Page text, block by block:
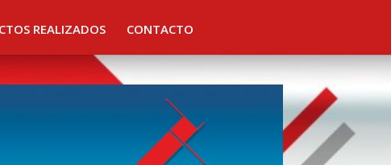
REALIZADOS CONTACTO